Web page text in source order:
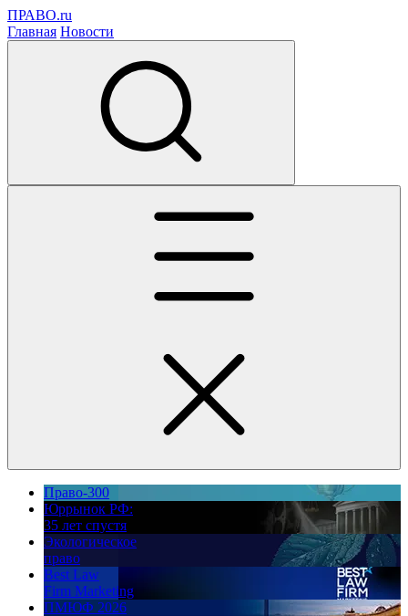
ПРАВО.ru
Главная Новости
Право-300
Юррынок РФ:
35 лет спустя
Экологическое
право
Best Law
Firm Marketing
ПМЮФ 2026